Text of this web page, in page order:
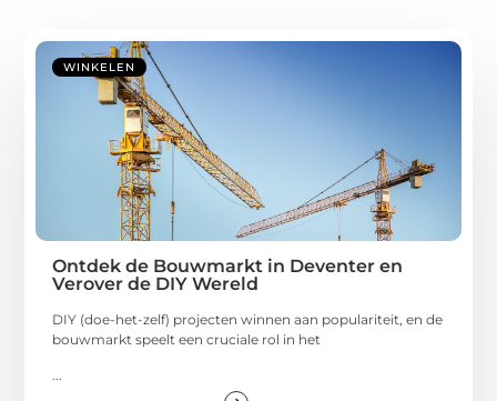
WINKELEN
Ontdek de Bouwmarkt in Deventer en
Verover de DIY Wereld
DIY (doe-het-zelf) projecten winnen aan populariteit, en de
bouwmarkt speelt een cruciale rol in het
...